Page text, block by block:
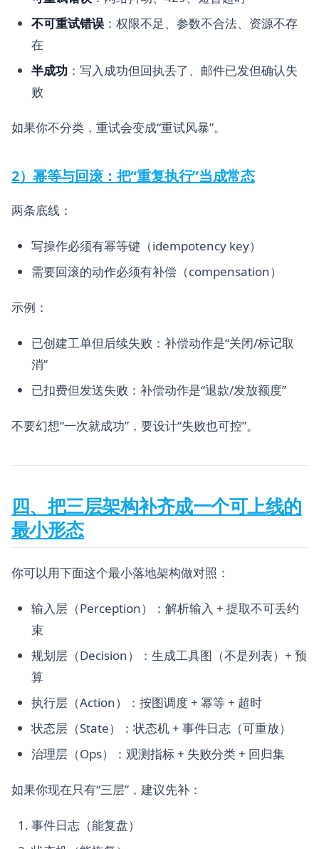
不可重试错误 ：权限不足、参数不合法、资源不存
在
半成功 ：写入成功但回执丢了、邮件已发但确认失
败
如果你不分类，重试会变成“重试风暴”。
2）幂等与回滚：把“重复执行”当成常态
两条底线：
写操作必须有幂等键（idempotency key）
需要回滚的动作必须有补偿（compensation）
示例：
已创建工单但后续失败：补偿动作是“关闭/标记取
消”
已扣费但发送失败：补偿动作是“退款/发放额度”
不要幻想“一次就成功”，要设计“失败也可控”。
四、把三层架构补齐成一个可上线的
最小形态
你可以用下面这个最小落地架构做对照：
输入层（Perception）：解析输入 + 提取不可丢约
束
规划层（Decision）：生成工具图（不是列表）+ 预
算
执行层（Action）：按图调度 + 幂等 + 超时
状态层（State）：状态机 + 事件日志（可重放）
治理层（Ops）：观测指标 + 失败分类 + 回归集
如果你现在只有“三层”，建议先补：
事件日志（能复盘）